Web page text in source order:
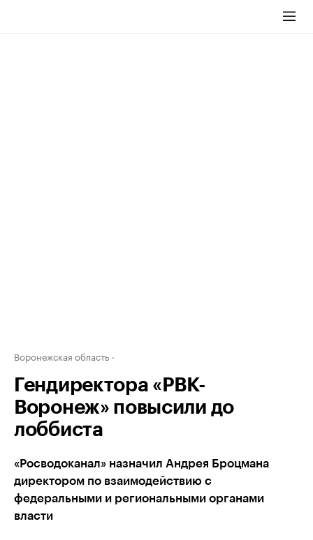
Воронежская область
Гендиректора «РВК-
Воронеж» повысили до
лоббиста
«Росводоканал» назначил Андрея Броцмана
директором по взаимодействию с
федеральными и региональными органами
власти